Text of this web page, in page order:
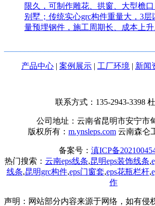
限久，可制作雕花、拱窗、大型檐口
别墅；传统实心grc构件重量大，3
量预埋钢件，施工周期长、成本上升
产品中心 案例展示 工厂环境 新闻
联系方式：135-2943-3398
公司地址：云南省昆明市安宁市
版权所有： m.ynsleps.com 云南森仑
备案号： 滇ICP备
热门搜索： 云南eps线条,昆明eps装饰线条,
线条,昆明grc构件,eps门窗套,eps花瓶栏杆,
作
声明：网站部分内容来源于网络，如有侵